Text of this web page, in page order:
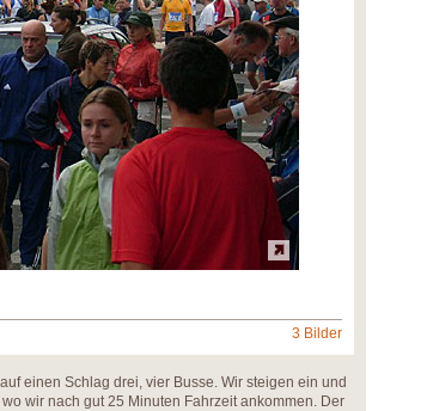
3 Bilder
einen Schlag drei, vier Busse. Wir steigen ein und
wir nach gut 25 Minuten Fahrzeit ankommen. Der